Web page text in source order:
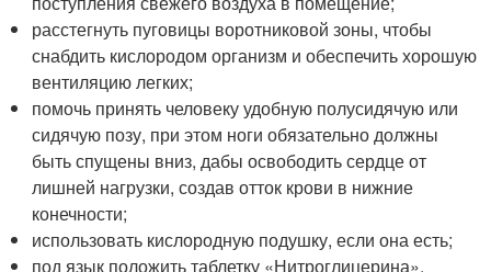
расстегнуть пуговицы воротниковой зоны, чтобы
снабдить кислородом организм и обеспечить хорошую
вентиляцию легких;
помочь принять человеку удобную полусидячую или
сидячую позу, при этом ноги обязательно должны
быть спущены вниз, дабы освободить сердце от
лишней нагрузки, создав отток крови в нижние
конечности;
использовать кислородную подушку, если она есть;
под язык положить таблетку «Нитроглицерина».